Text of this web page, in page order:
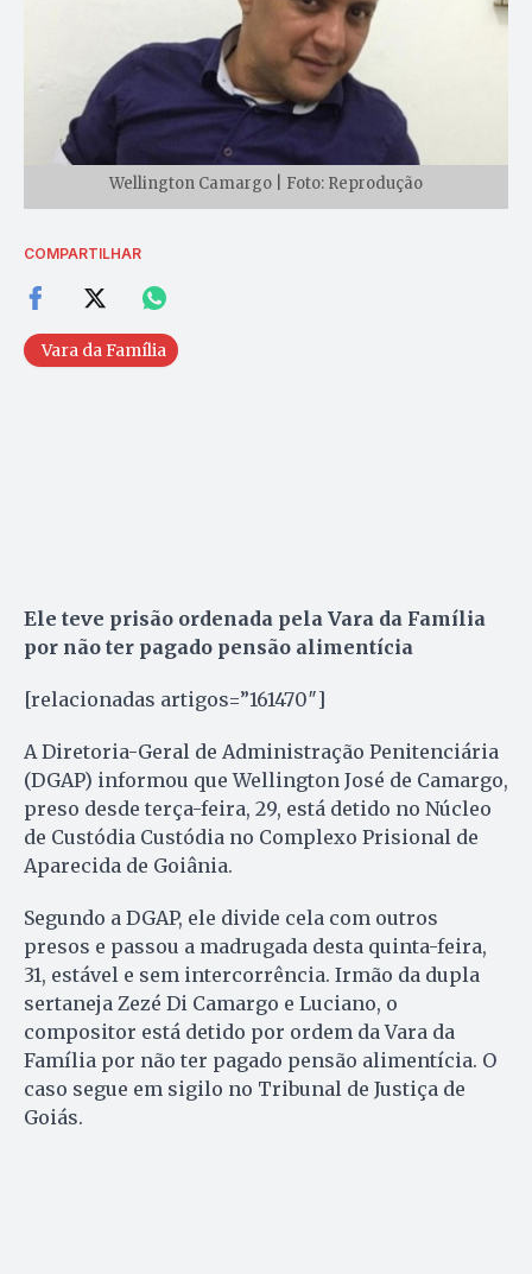
Wellington Camargo | Foto: Reprodução
COMPARTILHAR
Vara da Família
Ele teve prisão ordenada pela Vara da Família
por não ter pagado pensão alimentícia
[relacionadas artigos=”161470″]
A Diretoria-Geral de Administração Penitenciária
(DGAP) informou que Wellington José de Camargo,
preso desde terça-feira, 29, está detido no Núcleo
de Custódia Custódia no Complexo Prisional de
Aparecida de Goiânia.
Segundo a DGAP, ele divide cela com outros
presos e passou a madrugada desta quinta-feira,
31, estável e sem intercorrência. Irmão da dupla
sertaneja Zezé Di Camargo e Luciano, o
compositor está detido por ordem da Vara da
Família por não ter pagado pensão alimentícia. O
caso segue em sigilo no Tribunal de Justiça de
Goiás.